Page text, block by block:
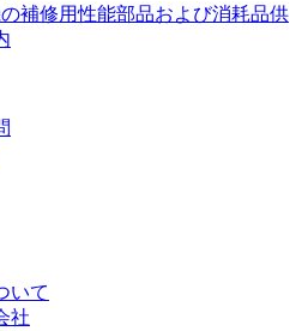
補修用性能部品および消耗品供
いて
社